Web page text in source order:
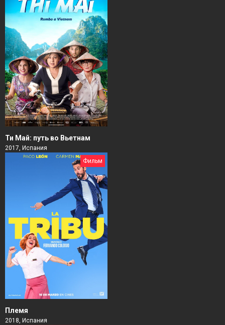
Ти Май: путь во Вьетнам
2017, Испания
Фильм
Племя
2018, Испания